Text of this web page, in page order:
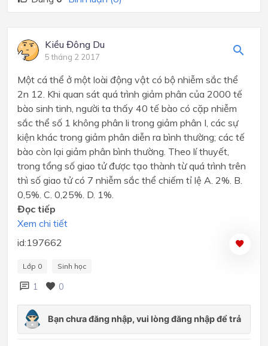
Kiều Đông Du
5 tháng 2 2017
Một cá thể ở một loài động vật có bộ nhiễm sắc thể
2n 12. Khi quan sát quá trình giảm phân của 2000 tế
bào sinh tinh, người ta thấy 40 tế bào có cặp nhiễm
sắc thể số 1 không phân li trong giảm phân I, các sự
kiện khác trong giảm phân diễn ra bình thường; các tế
bào còn lại giảm phân bình thường. Theo lí thuyết,
trong tổng số giao tử được tạo thành từ quá trình trên
thì số giao tử có 7 nhiễm sắc thể chiếm tỉ lệ A. 2%. B.
0,5%. C. 0,25%. D. 1%.
Đọc tiếp
Xem chi tiết
id:197662
Lớp 0 Sinh học
1 0